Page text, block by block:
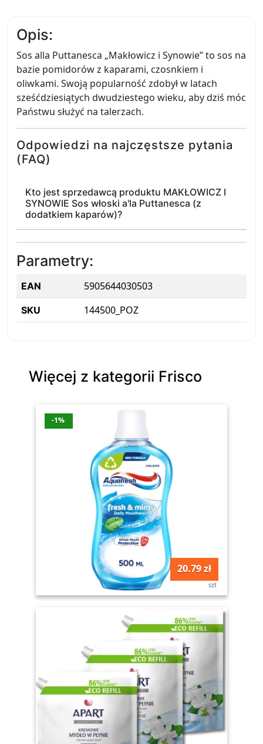
Opis:
Sos alla Puttanesca „Makłowicz i Synowie” to sos na
bazie pomidorów z kaparami, czosnkiem i
oliwkami. Swoją popularność zdobył w latach
sześćdziesiątych dwudziestego wieku, aby dziś móc
Państwu służyć na talerzach.
Odpowiedzi na najczęstsze pytania
(FAQ)
Kto jest sprzedawcą produktu MAKŁOWICZ I
SYNOWIE Sos włoski a'la Puttanesca (z
dodatkiem kaparów)?
Parametry:
EAN 5905644030503
SKU 144500_POZ
Więcej z kategorii Frisco
-1%
20.79 zł
szt